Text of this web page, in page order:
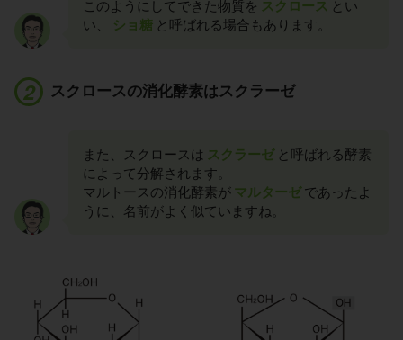
このようにしてできた物質を スクロース とい
い、
ショ糖 と呼ばれる場合もあります。
スクロースの消化酵素はスクラーゼ
また、スクロースは スクラーゼ と呼ばれる酵素
によって分解されます。
マルトースの消化酵素が マルターゼ であったよ
うに、名前がよく似ていますね。